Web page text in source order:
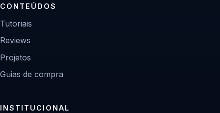
CONTEÚDOS
Tutoriais
Reviews
Projetos
Guias de compra
INSTITUCIONAL